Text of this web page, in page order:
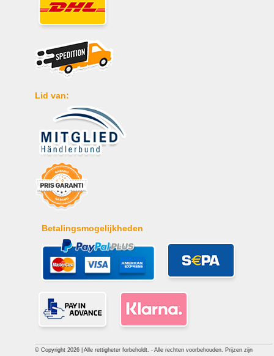
Lid van:
Betalingsmogelijkheden
© Copyright 2026 | Alle rettigheter forbeholdt. - Alle rechten voorbehouden. Prijzen zijn